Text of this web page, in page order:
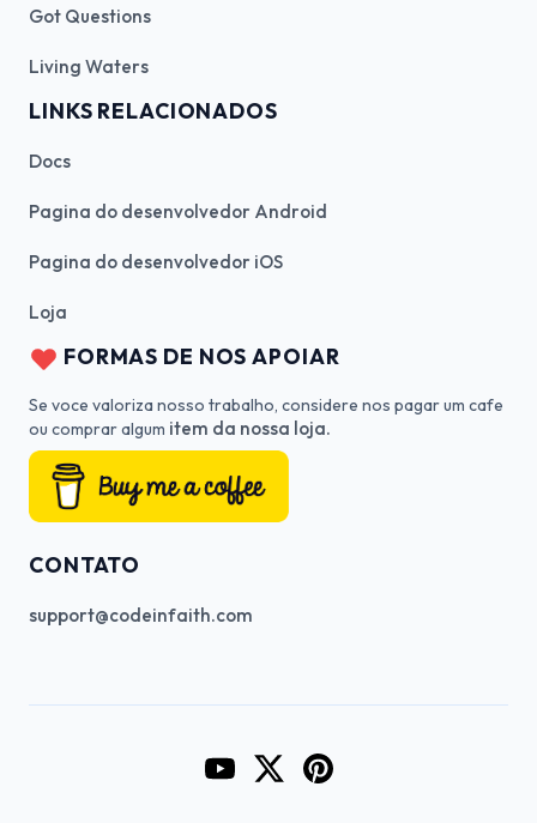
Got Questions
Living Waters
LINKS RELACIONADOS
Docs
Pagina do desenvolvedor Android
Pagina do desenvolvedor iOS
Loja
FORMAS DE NOS APOIAR
Se voce valoriza nosso trabalho, considere nos pagar um cafe
ou comprar algum item da nossa loja.
CONTATO
support@codeinfaith.com
Go to CodeInFaith's YouTube
Go to CodeInFaith's Twitter
Go to CodeInFaith's